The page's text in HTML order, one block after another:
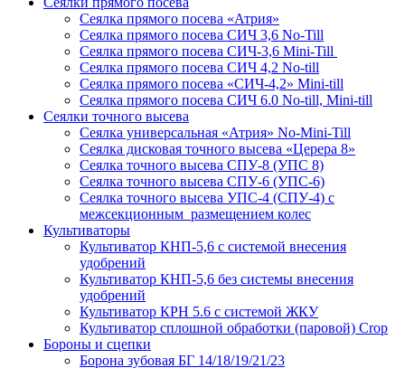
Сеялка прямого посева «Атрия»
Сеялка прямого посева СИЧ 3,6 No-Till
Сеялка прямого посева СИЧ-3,6 Mini-Till
Сеялка прямого посева СИЧ 4,2 No-till
Сеялка прямого посева «СИЧ-4,2» Mini-till
Сеялка прямого посева СИЧ 6.0 No-till, Mini-till
Сеялки точного высева
Сеялка универсальная «Атрия» No-Mini-Till
Сеялка дисковая точного высева «Церера 8»
Сеялка точного высева СПУ-8 (УПС 8)
Сеялка точного высева СПУ-6 (УПС-6)
Сеялка точного высева УПС-4 (СПУ-4) с
межсекционным размещением колес
Культиваторы
Культиватор КНП-5,6 с системой внесения
удобрений
Культиватор КНП-5,6 без системы внесения
удобрений
Культиватор КРН 5.6 с системой ЖКУ
Культиватор сплошной обработки (паровой) Crop
Бороны и сцепки
Борона зубовая БГ 14/18/19/21/23